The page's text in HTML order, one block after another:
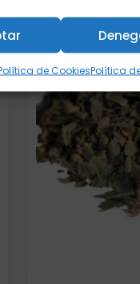
de CookiesPolítica